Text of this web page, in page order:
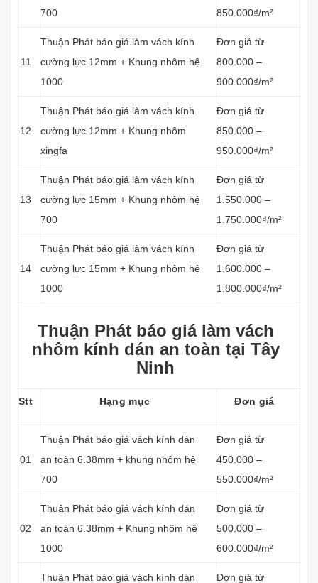
700 850.000₫/m²
11
Thuận Phát báo giá làm vách kính
cường lực 12mm + Khung nhôm hệ
1000
Đơn giá từ
800.000 –
900.000₫/m²
12
Thuận Phát báo giá làm vách kính
cường lực 12mm + Khung nhôm
xingfa
Đơn giá từ
850.000 –
950.000₫/m²
13
Thuận Phát báo giá làm vách kính
cường lực 15mm + Khung nhôm hệ
700
Đơn giá từ
1.550.000 –
1.750.000₫/m²
14
Thuận Phát báo giá làm vách kính
cường lực 15mm + Khung nhôm hệ
1000
Đơn giá từ
1.600.000 –
1.800.000₫/m²
Thuận Phát báo giá làm vách
nhôm kính dán an toàn tại Tây
Ninh
Stt Hạng mục Đơn giá
01
Thuận Phát báo giá vách kính dán
an toàn 6.38mm + khung nhôm hệ
700
Đơn giá từ
450.000 –
550.000₫/m²
02
Thuận Phát báo giá vách kính dán
an toàn 6.38mm + Khung nhôm hệ
1000
Đơn giá từ
500.000 –
600.000₫/m²
Thuận Phát báo giá vách kính dán
Đơn giá từ